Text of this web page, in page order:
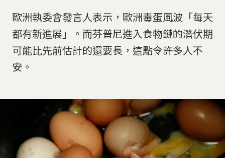
歐洲執委會發言人表示，歐洲毒蛋風波「每天
都有新進展」。而芬普尼進入食物鏈的潛伏期
可能比先前估計的還要長，這點令許多人不
安。